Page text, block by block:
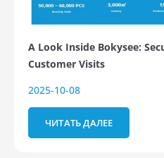
A Look Inside Bokysee:
Customer Visits
2025-10-08
ЧИТАТЬ ДАЛЕЕ